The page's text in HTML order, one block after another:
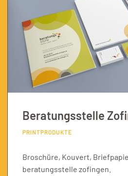
Beratungsstelle
PRINTPRODUKTE
Broschüre, Kouvert,
beratungsstelle zofingen.